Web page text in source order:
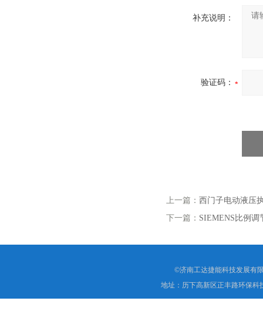
补充说明：
验证码：
上一篇： 西门子电动液压
下一篇： SIEMENS比例调
©济南工达捷能科技发展有
地址：历下高新区正丰路环保科